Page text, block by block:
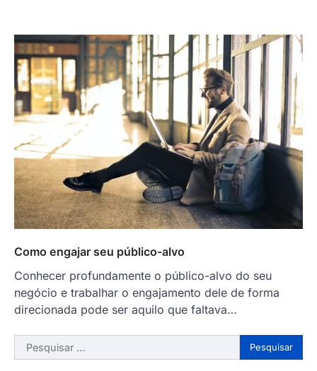
Como engajar seu público-alvo
Conhecer profundamente o público-alvo do seu
negócio e trabalhar o engajamento dele de forma
direcionada pode ser aquilo que faltava…
Pesquisar
por: